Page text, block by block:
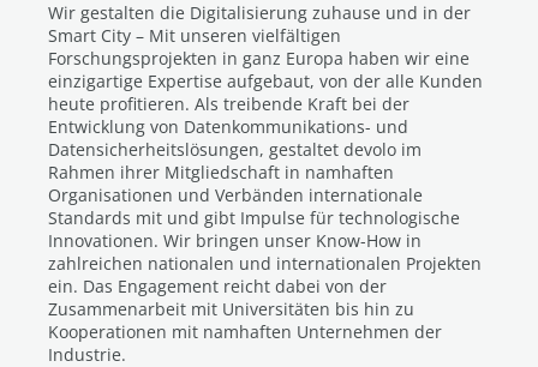
Wir gestalten die Digitalisierung zuhause und in der
Smart City – Mit unseren vielfältigen
Forschungsprojekten in ganz Europa haben wir eine
einzigartige Expertise aufgebaut, von der alle Kunden
heute profitieren. Als treibende Kraft bei der
Entwicklung von Datenkommunikations- und
Datensicherheitslösungen, gestaltet devolo im
Rahmen ihrer Mitgliedschaft in namhaften
Organisationen und Verbänden internationale
Standards mit und gibt Impulse für technologische
Innovationen. Wir bringen unser Know-How in
zahlreichen nationalen und internationalen Projekten
ein. Das Engagement reicht dabei von der
Zusammenarbeit mit Universitäten bis hin zu
Kooperationen mit namhaften Unternehmen der
Industrie.